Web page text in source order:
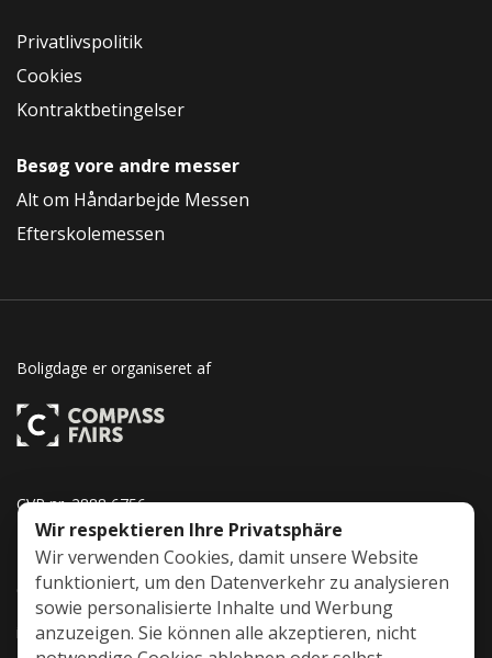
Privatlivspolitik
Cookies
Kontraktbetingelser
Besøg vore andre messer
Alt om Håndarbejde Messen
Efterskolemessen
Boligdage er organiseret af
CVR nr. 2888 6756
Brunde Vest 17
6230 Rødekro
info@compassfairs.dk
Wir respektieren Ihre Privatsphäre
Wir verwenden Cookies, damit unsere Website
funktioniert, um den Datenverkehr zu analysieren
sowie personalisierte Inhalte und Werbung
anzuzeigen. Sie können alle akzeptieren, nicht